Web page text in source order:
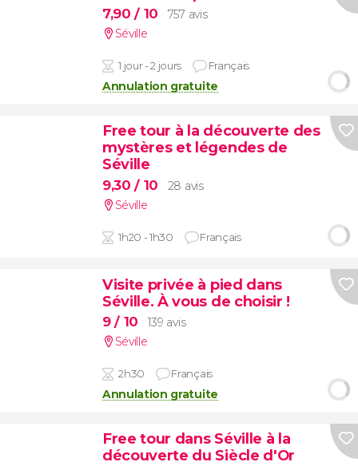
7,90/ 10
757 avis
Séville
1 jour - 2 jours Français
Annulation gratuite
Free tour à la découverte des
mystères et légendes de
Séville
9,30/ 10
28 avis
Séville
1h20 - 1h30 Français
Visite privée à pied dans
Séville. À vous de choisir !
9/ 10
139 avis
Séville
2h30 Français
Annulation gratuite
Free tour dans Séville à la
découverte du Siècle d'Or